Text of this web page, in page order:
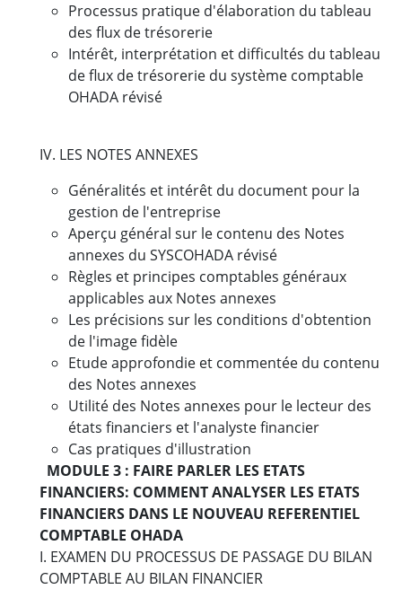
Processus pratique d'élaboration du tableau
des flux de trésorerie
Intérêt, interprétation et difficultés du tableau
de flux de trésorerie du système comptable
OHADA révisé
IV. LES NOTES ANNEXES
Généralités et intérêt du document pour la
gestion de l'entreprise
Aperçu général sur le contenu des Notes
annexes du SYSCOHADA révisé
Règles et principes comptables généraux
applicables aux Notes annexes
Les précisions sur les conditions d'obtention
de l'image fidèle
Etude approfondie et commentée du contenu
des Notes annexes
Utilité des Notes annexes pour le lecteur des
états financiers et l'analyste financier
Cas pratiques d'illustration
MODULE 3 : FAIRE PARLER LES ETATS
FINANCIERS: COMMENT ANALYSER LES ETATS
FINANCIERS DANS LE NOUVEAU REFERENTIEL
COMPTABLE OHADA
I. EXAMEN DU PROCESSUS DE PASSAGE DU BILAN
COMPTABLE AU BILAN FINANCIER